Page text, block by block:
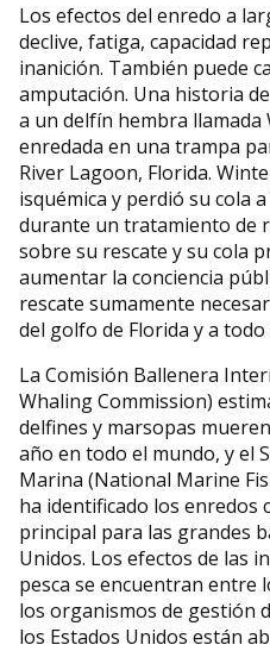
Los efectos del enredo a
declive, fatiga, capacidad
inanición. También puede
amputación. Una historia
a un delfín hembra llamada
enredada en una trampa
River Lagoon, Florida.
isquémica y perdió su cola
durante un tratamiento de
sobre su rescate y su cola
aumentar la conciencia
rescate sumamente
del golfo de Florida y a todo
La Comisión Ballenera
Whaling Commission)
delfines y marsopas
año en todo el mundo, y el
Marina (National Marine
ha identificado los enredos
principal para las grandes
Unidos. Los efectos de las
pesca se encuentran entre
los organismos de gestión
los Estados Unidos están